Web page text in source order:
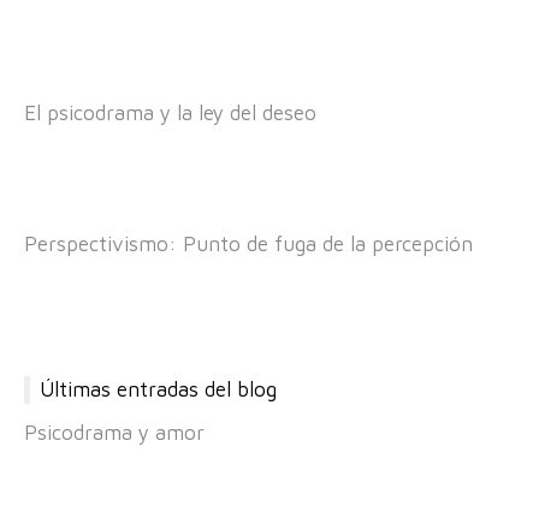
El psicodrama y la ley del deseo
Perspectivismo: Punto de fuga de la percepción
Últimas entradas del blog
Psicodrama y amor